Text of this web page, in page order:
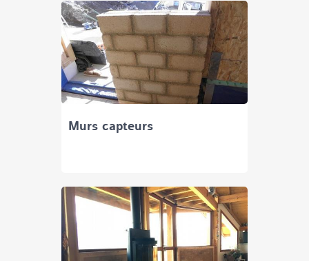
Murs capteurs